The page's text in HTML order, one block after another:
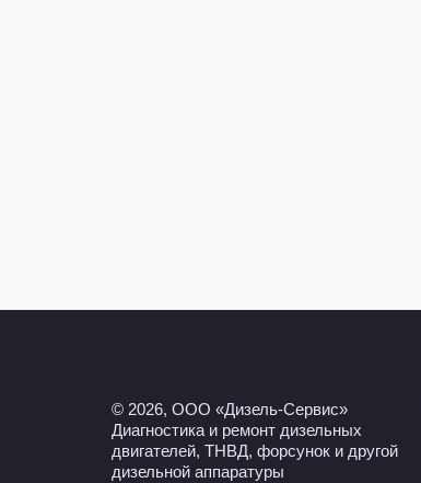
© 2026, ООО «Дизель-Сервис»
Диагностика и ремонт дизельных
двигателей, ТНВД, форсунок и другой
дизельной аппаратуры